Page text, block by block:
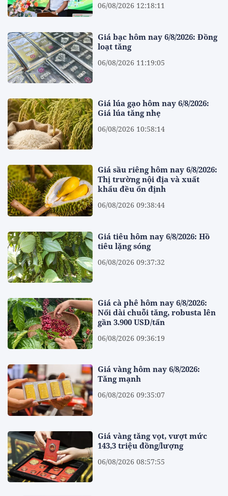
06/08/2026 12:18:11
Giá bạc hôm nay 6/8/2026: Đồng
loạt tăng
06/08/2026 11:19:05
Giá lúa gạo hôm nay 6/8/2026:
Giá lúa tăng nhẹ
06/08/2026 10:58:14
Giá sầu riêng hôm nay 6/8/2026:
Thị trường nội địa và xuất
khẩu đều ổn định
06/08/2026 09:38:44
Giá tiêu hôm nay 6/8/2026: Hồ
tiêu lặng sóng
06/08/2026 09:37:32
Giá cà phê hôm nay 6/8/2026:
Nối dài chuỗi tăng, robusta lên
gần 3.900 USD/tấn
06/08/2026 09:36:19
Giá vàng hôm nay 6/8/2026:
Tăng mạnh
06/08/2026 09:35:07
Giá vàng tăng vọt, vượt mức
143,3 triệu đồng/lượng
06/08/2026 08:57:55